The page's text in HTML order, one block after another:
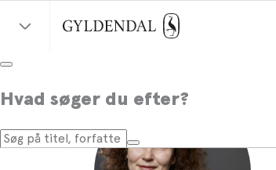
Hvad søger du efter?